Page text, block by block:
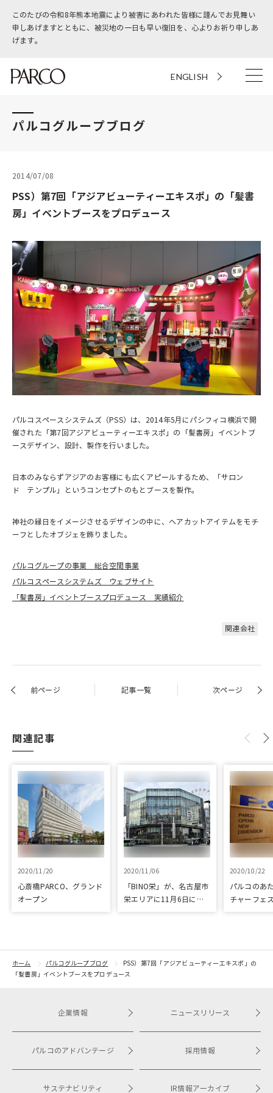
このたびの令和8年熊本地震により被害にあわれた皆様に謹んでお見舞い
申しあげますとともに、被災地の一日も早い復旧を、心よりお祈り申しあ
げます。
ENGLISH
パルコグループブログ
2014/07/08
PSS）第7回「アジアビューティーエキスポ」の「髪書
房」イベントブースをプロデュース
パルコスペースシステムズ（PSS）は、2014年5月にパシフィコ横浜で開
催された「第7回アジアビューティーエキスポ」の「髪書房」イベントブ
ースデザイン、設計、製作を行いました。
日本のみならずアジアのお客様にも広くアピールするため、「サロン
ド テンプル」というコンセプトのもとブースを製作。
神社の縁日をイメージさせるデザインの中に、ヘアカットアイテムをモチ
ーフとしたオブジェを飾りました。
パルコグループの事業 総合空間事業
パルコスペースシステムズ ウェブサイト
「髪書房」イベントブースプロデュース 実績紹介
関連会社
前ページ 記事一覧 次ページ
関連記事
2020/11/20
心斎橋PARCO、グランド
オープン
2020/11/06
「BINO栄」が、名古屋市
栄エリアに11月6日に開
2020/10/22
パルコのあ
チャーフェ
ホーム パルコグループブログ
PSS）第7回「アジアビューティーエキスポ」の
「髪書房」イベントブースをプロデュース
企業情報
パルコのアドバンテージ
サステナビリティ
ニュースリリース
採用情報
IR情報アーカイブ